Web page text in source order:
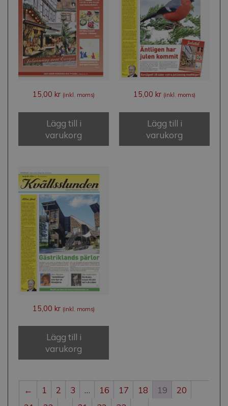
15,00 kr (inkl. moms)
Lägg till i
varukorg
15,00 kr (inkl. moms)
Lägg till i
varukorg
15,00 kr (inkl. moms)
Lägg till i
varukorg
← 1 2 3 … 16 17 18 19
20